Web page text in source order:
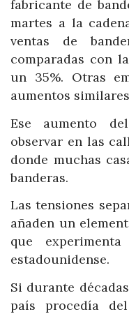
fabricante de
martes a la
ventas de
comparadas con
un 35%. Otras
aumentos
Ese aumento
observar en las
donde muchas
banderas.
Las tensiones
añaden un
que
estadounidense.
Si durante
país procedía